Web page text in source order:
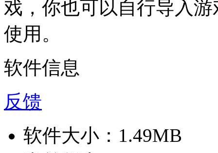
戏，你也可以自行导入
使用。
软件信息
反馈
软件大小： 1.49MB